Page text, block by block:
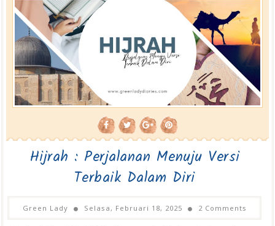
Hijrah : Perjalanan Menuju Versi
Terbaik Dalam Diri
Green Lady Selasa, Februari 18, 2025 2 Comments